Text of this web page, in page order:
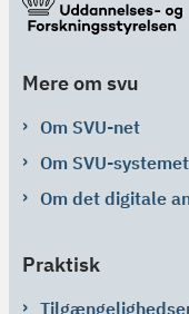
Mere om svu
Om SVU-net
Om SVU-systemet
Om det digitale
Praktisk